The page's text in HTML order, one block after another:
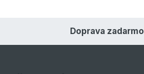
Doprava zadarmo